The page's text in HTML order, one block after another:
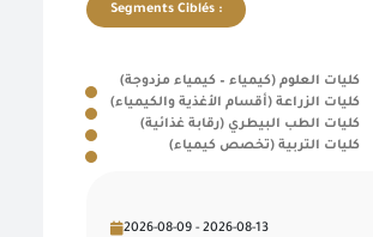
Segments Ciblés :
كليات العلوم (كيمياء – كيمياء مزدوجة)
كليات الزراعة (أقسام الأغذية والكيمياء)
كليات الطب البيطري (رقابة غذائية)
كليات التربية (تخصص كيمياء)
2026-08-09 - 2026-08-13